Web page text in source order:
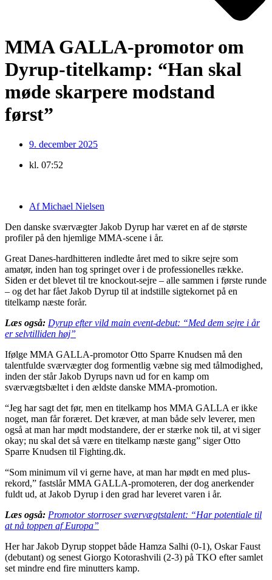
MMA GALLA-promotor om
Dyrup-titelkamp: “Han skal
møde skarpere modstand
først”
9. december 2025
kl. 07:52
AfMichael Nielsen
Den danske sværvægter Jakob Dyrup har været en af de største
profiler på den hjemlige MMA-scene i år.
Great Danes-hardhitteren indledte året med to sikre sejre som
amatør, inden han tog springet over i de professionelles række.
Siden er det blevet til tre knockout-sejre – alle sammen i første runde
– og det har fået Jakob Dyrup til at indstille sigtekornet på en
titelkamp næste forår.
Læs også: Dyrup efter vild main event-debut: “Med dem sejre i år
er selvtilliden høj”
Ifølge MMA GALLA-promotor Otto Sparre Knudsen må den
talentfulde sværvægter dog formentlig væbne sig med tålmodighed,
inden der står Jakob Dyrups navn ud for en kamp om
sværvægtsbæltet i den ældste danske MMA-promotion.
“Jeg har sagt det før, men en titelkamp hos MMA GALLA er ikke
noget, man får foræret. Det kræver, at man både selv leverer, men
også at man har mødt modstandere, der er stærke nok til, at vi siger
okay; nu skal det så være en titelkamp næste gang” siger Otto
Sparre Knudsen til Fighting.dk.
“Som minimum vil vi gerne have, at man har mødt en med plus-
rekord,” fastslår MMA GALLA-promoteren, der dog anerkender
fuldt ud, at Jakob Dyrup i den grad har leveret varen i år.
Læs også: Promotor storroser sværvægtstalent: “Har potentiale til
at nå toppen af Europa”
Her har Jakob Dyrup stoppet både Hamza Salhi (0-1), Oskar Faust
(debutant) og senest Giorgo Kotorashvili (2-3) på TKO efter samlet
set mindre end fire minutters kamp.